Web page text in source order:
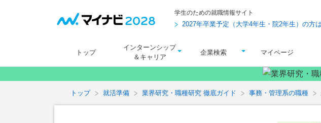
学生のための就職情報サイト
2027年卒業予定（大学4年生・院2年生）の方
トップ
インターンシップ
＆キャリア
企業検索 マイページ
トップ 就活準備 業界研究・職種研究 徹底ガイド 事務・管理系の職種